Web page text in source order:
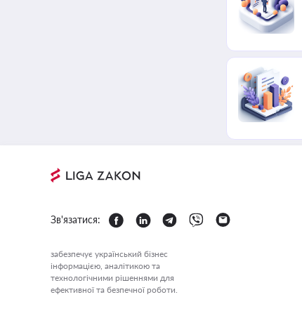
Зв'язатися:
забезпечує український бізнес
інформацією, аналітикою та
технологічними рішеннями для
ефективної та безпечної роботи.